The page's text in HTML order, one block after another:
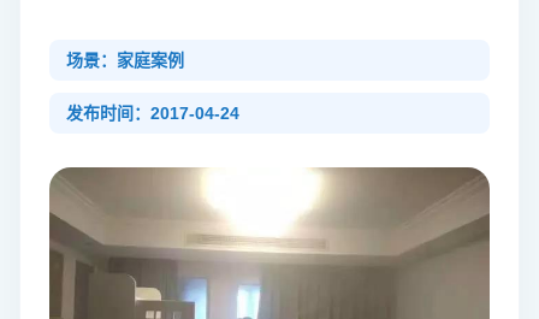
场景：家庭案例
发布时间：2017-04-24